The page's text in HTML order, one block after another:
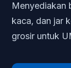
Menyediakan
kaca, dan jar
grosir untuk